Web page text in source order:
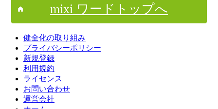
mixi ワードトップへ
健全化の取り組み
プライバシーポリシー
新規登録
利用規約
ライセンス
お問い合わせ
運営会社